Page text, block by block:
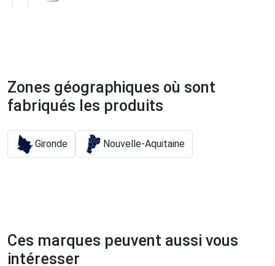
Zones géographiques où sont
fabriqués les produits
Gironde Nouvelle-Aquitaine
Ces marques peuvent aussi vous
intéresser